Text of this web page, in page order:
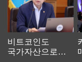
비트코인도
국가자산으로…'